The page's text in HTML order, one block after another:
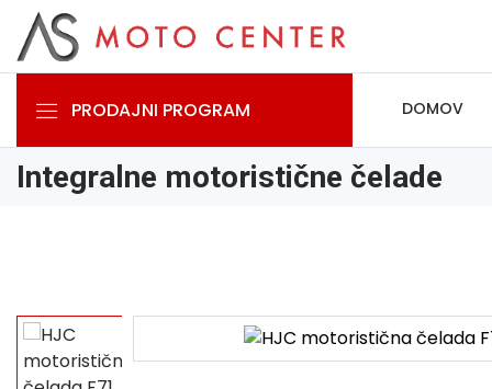
PRODAJNI PROGRAM DOMOV
Integralne motoristične čelade